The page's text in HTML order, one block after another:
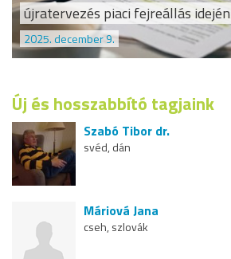
újratervezés piaci fejreállás idején
2025. december 9.
Új és hosszabbító tagjaink
Szabó Tibor dr.
svéd, dán
Máriová Jana
cseh, szlovák